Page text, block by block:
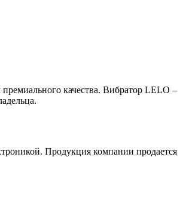
качества. Вибратор LELO –
Продукция компании продается